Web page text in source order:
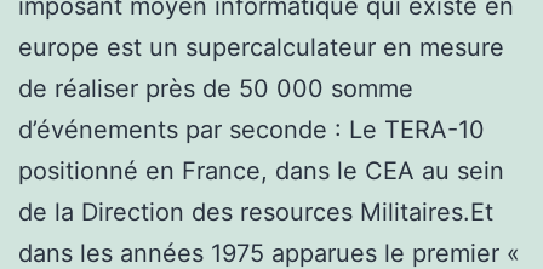
europe est un supercalculateur en mesure
de réaliser près de 50 000 somme
d’événements par seconde : Le TERA-10
positionné en France, dans le CEA au sein
de la Direction des resources Militaires.Et
dans les années 1975 apparues le premier «